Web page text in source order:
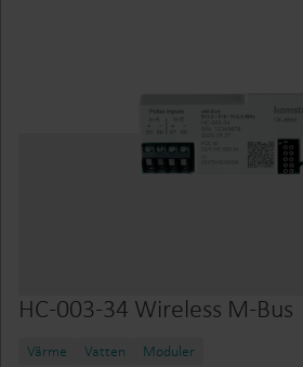
HC-003-34 Wireless M-Bus
Värme Vatten Moduler